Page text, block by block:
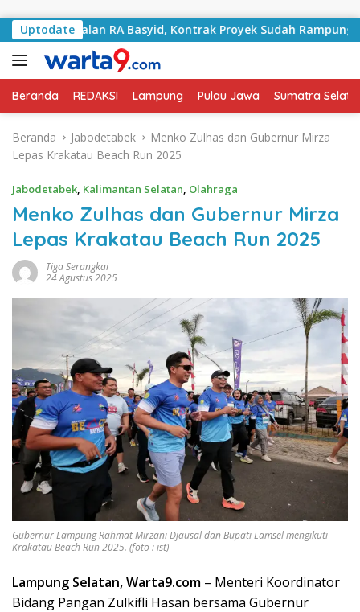
Uptodate
Jalan RA Basyid, Kontrak Proyek Sudah Rampung
Beranda REDAKSI Lampung Pulau Jawa Sumatra
Beranda Jabodetabek
Menko Zulhas dan Gubernur Mirza
Lepas Krakatau Beach Run 2025
Jabodetabek, Kalimantan Selatan, Olahraga
Menko Zulhas dan Gubernur Mirza
Lepas Krakatau Beach Run 2025
Tiga Serangkai
24 Agustus 2025
Gubernur Lampung Rahmat Mirzani Djausal dan Bupati Lamsel mengikuti
Krakatau Beach Run 2025. (foto : ist)
Lampung Selatan, Warta9.com – Menteri Koordinator
Bidang Pangan Zulkifli Hasan bersama Gubernur